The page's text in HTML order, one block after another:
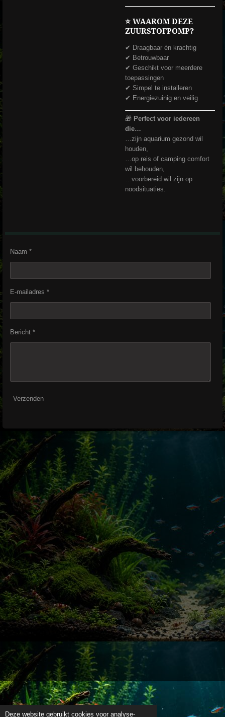
Deze website gebruikt cookies voor analyse-
⭐ WAAROM DEZE
ZUURSTOFPOMP?
✔ Draagbaar én krachtig
✔ Betrouwbaar
✔ Geschikt voor meerdere
toepassingen
✔ Simpel te installeren
✔ Energiezuinig en veilig
🎁 Perfect voor iedereen
die…
…zijn aquarium gezond wil
houden,
…op reis of camping comfort
wil behouden,
…voorbereid wil zijn op
noodsituaties.
Naam *
E-mailadres *
Bericht *
Verzenden